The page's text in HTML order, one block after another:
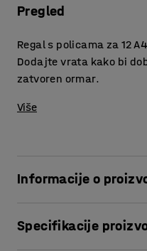
Pregled
Regal s policama za 12
Dodajte vrata kako bi
zatvoren ormar.
Više
Informacije o
potrebama. Ormari i
Specifikacije